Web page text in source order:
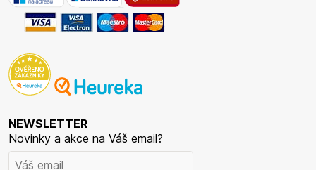
NEWSLETTER
Novinky a akce na Váš email?